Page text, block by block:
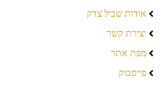
אודות שביל צדק
יצירת קשר
מפת אתר
פייסבוק